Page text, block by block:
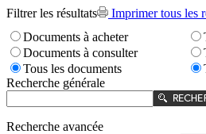
Filtrer les résultats
Imprimer tous les
Documents à acheter
Documents à consulter
Tous les documents
Recherche générale
Recherche avancée